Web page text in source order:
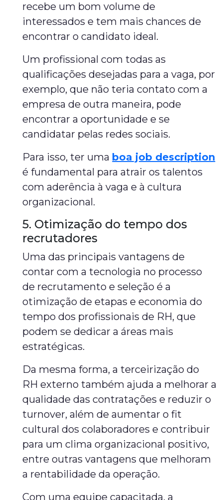
recebe um bom volume de
interessados e tem mais chances de
encontrar o candidato ideal.
Um profissional com todas as
qualificações desejadas para a vaga, por
exemplo, que não teria contato com a
empresa de outra maneira, pode
encontrar a oportunidade e se
candidatar pelas redes sociais.
Para isso, ter uma boa job description
é fundamental para atrair os talentos
com aderência à vaga e à cultura
organizacional.
5. Otimização do tempo dos
recrutadores
Uma das principais vantagens de
contar com a tecnologia no processo
de recrutamento e seleção é a
otimização de etapas e economia do
tempo dos profissionais de RH, que
podem se dedicar a áreas mais
estratégicas.
Da mesma forma, a terceirização do
RH externo também ajuda a melhorar a
qualidade das contratações e reduzir o
turnover, além de aumentar o fit
cultural dos colaboradores e contribuir
para um clima organizacional positivo,
entre outras vantagens que melhoram
a rentabilidade da operação.
Com uma equipe capacitada, a